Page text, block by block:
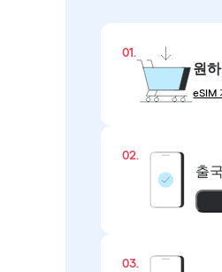
01.
원
eSIM
02.
출
03.